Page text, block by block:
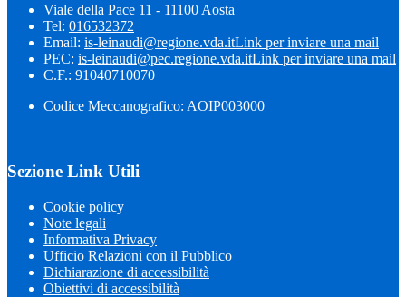
Viale della Pace 11 - 11100 Aosta
Tel: 016532372
Email: is-leinaudi@regione.vda.itLink per inviare una mail
PEC: is-leinaudi@pec.regione.vda.itLink per inviare una mail
C.F.: 91040710070
Codice Meccanografico: AOIP003000
Sezione Link Utili
Cookie policy
Note legali
Informativa Privacy
Ufficio Relazioni con il Pubblico
Dichiarazione di accessibilità
Obiettivi di accessibilità